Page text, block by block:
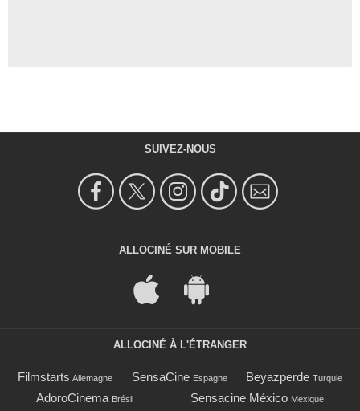
SUIVEZ-NOUS
ALLOCINÉ SUR MOBILE
ALLOCINÉ À L'ÉTRANGER
Filmstarts Allemagne SensaCine Espagne Beyazperde Turquie
AdoroCinema Brésil Sensacine México Mexique